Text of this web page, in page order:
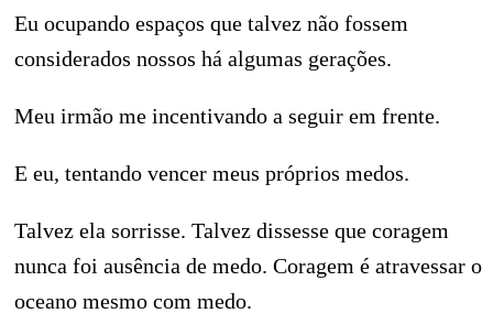
Eu ocupando espaços que talvez não fossem
considerados nossos há algumas gerações.
Meu irmão me incentivando a seguir em frente.
E eu, tentando vencer meus próprios medos.
Talvez ela sorrisse. Talvez dissesse que coragem
nunca foi ausência de medo. Coragem é atravessar o
oceano mesmo com medo.